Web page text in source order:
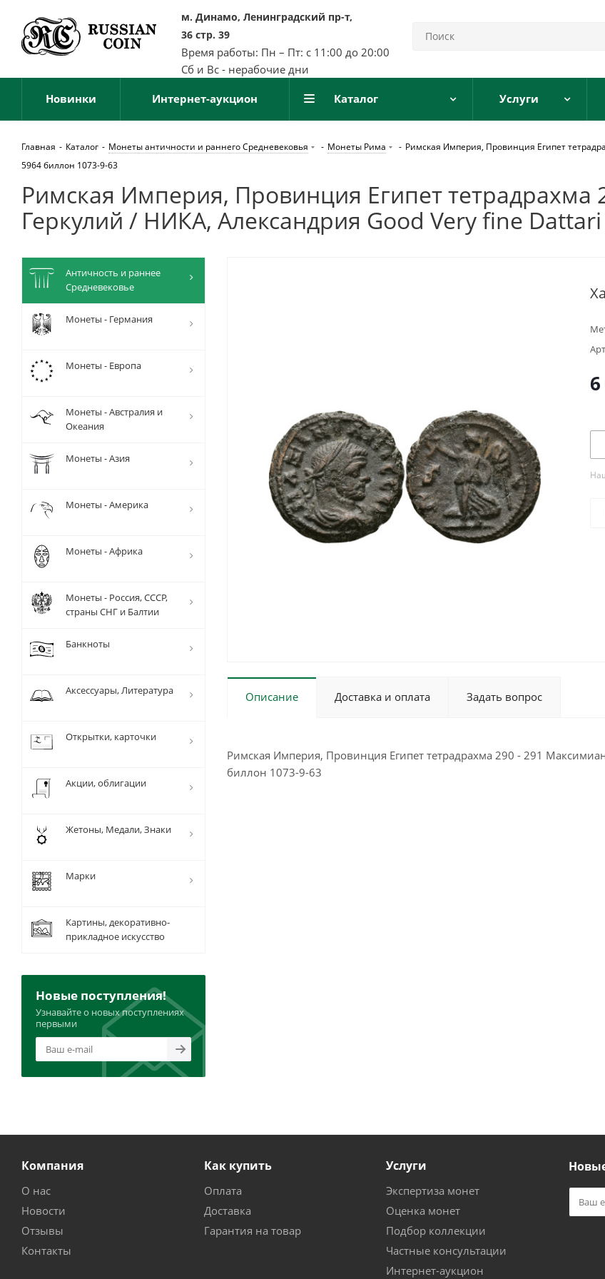
м. Динамо, Ленинградский пр-т,
36 стр. 39
Время работы: Пн – Пт: с 11:00 до 20:00
Сб и Вс - нерабочие дни
Новинки Интернет-аукцион Каталог Услуги
Главная - Каталог - Монеты античности и раннего Средневековья - Монеты Рима - Римская Империя, Провинция Египет
5964 биллон 1073-9-63
Римская Империя, Провинция Египет тетрадрахма
Геркулий / НИКА, Александрия Good Very fine
Описание Доставка и оплата Задать вопрос
Римская Империя, Провинция Египет тетрадрахма 290 - 291
биллон 1073-9-63
Античность и раннее
Средневековье
Монеты - Германия
Монеты - Европа
Монеты - Австралия и
Океания
Монеты - Азия
Монеты - Америка
Монеты - Африка
Монеты - Россия, СССР,
страны СНГ и Балтии
Банкноты
Аксессуары, Литература
Открытки, карточки
Акции, облигации
Жетоны, Медали, Знаки
Марки
Картины, декоративно-
прикладное искусство
Новые поступления!
Узнавайте о новых поступлениях
первыми
Компания
О нас
Новости
Отзывы
Контакты
Как купить
Оплата
Доставка
Гарантия на товар
Услуги
Экспертиза монет
Оценка монет
Подбор коллекции
Частные консультации
Интернет-аукцион